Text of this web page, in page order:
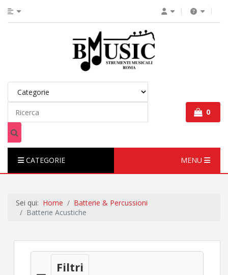
0
CATEGORIE MENU
Sei qui: Home
Batterie & Percussioni
Batterie Acustiche
Filtri